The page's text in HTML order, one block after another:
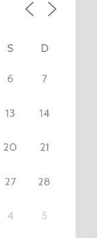
S D
6 7
13 14
20 21
27 28
4 5